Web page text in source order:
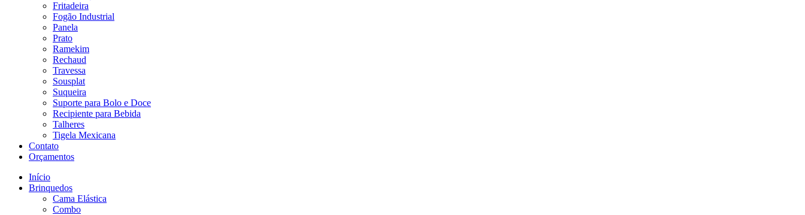
Fritadeira
Fogão Industrial
Panela
Prato
Ramekim
Rechaud
Travessa
Sousplat
Suqueira
Suporte para Bolo e Doce
Recipiente para Bebida
Talheres
Tigela Mexicana
Contato
Orçamentos
Início
Brinquedos
Cama Elástica
Combo